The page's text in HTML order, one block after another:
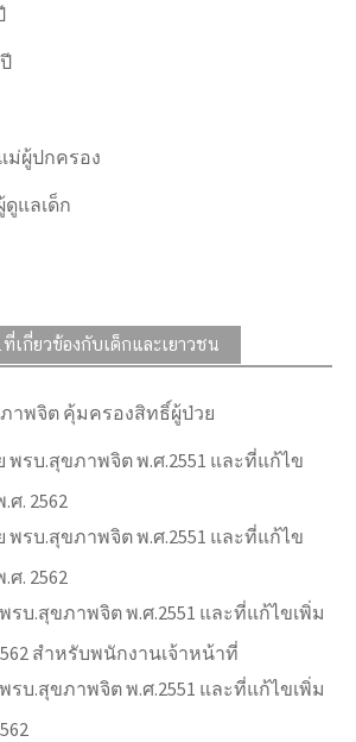
ม่ผู้ปกครอง
ดูแลเด็ก
เกี่ยวข้องกับเด็กและเยาวชน
าพจิต คุ้มครองสิทธิ์ผู้ป่วย
พรบ.สุขภาพจิต พ.ศ.2551 และที่แก้ไข
. 2562
พรบ.สุขภาพจิต พ.ศ.2551 และที่แก้ไข
. 2562
บ.สุขภาพจิต พ.ศ.2551 และที่แก้ไขเพิ่ม
สำหรับพนักงานเจ้าหน้าที่
บ.สุขภาพจิต พ.ศ.2551 และที่แก้ไขเพิ่ม